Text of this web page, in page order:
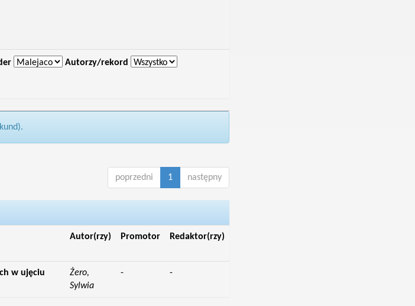
Autorzy/rekord
poprzedni 1 następny
Autor(rzy) Promotor Redaktor(rzy)
w ujęciu
Żero,
Sylwia
- -